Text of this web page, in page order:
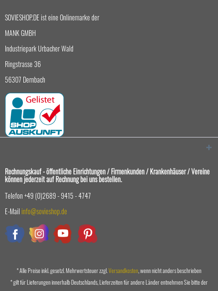
SOVIESHOP.DE ist eine Onlinemarke der
MANK GMBH
Industriepark Urbacher Wald
Ringstrasse 36
56307 Dernbach
Rechnungskauf - öffentliche Einrichtungen / Firmenkunden / Krankenhäuser / Vereine
können jederzeit auf Rechnung bei uns bestellen.
Telefon +49 (0)2689 - 9415 - 4747
E-Mail info@sovieshop.de
* Alle Preise inkl. gesetzl. Mehrwertsteuer zzgl.Versandkosten, wenn nicht anders beschrieben
* gilt für Lieferungen innerhalb Deutschlands, Lieferzeiten für andere Länder entnehmen Sie bitte der